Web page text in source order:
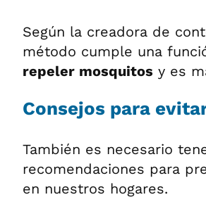
Según la creadora de
método cumple una
repeler mosquitos y es
Consejos para
También es necesario
recomendaciones para
en nuestros hogares.